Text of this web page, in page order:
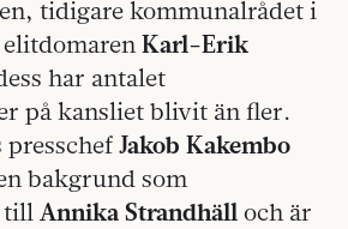
tidigare kommunalrådet i
Karl-Erik
har antalet
på kansliet blivit än fler.
Jakob Kakembo
bakgrund som
till Annika Strandhäll och är